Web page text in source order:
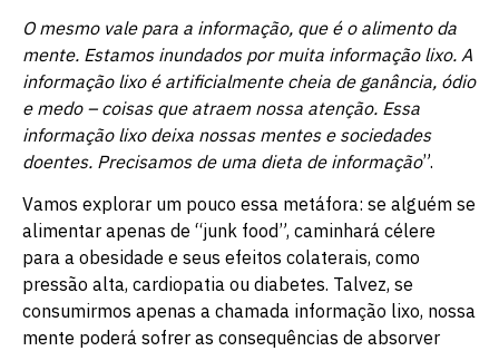
O mesmo vale para a informação, que é o alimento da
mente. Estamos inundados por muita informação lixo. A
informação lixo é artificialmente cheia de ganância, ódio
e medo – coisas que atraem nossa atenção. Essa
informação lixo deixa nossas mentes e sociedades
doentes. Precisamos de uma dieta de informação”.
Vamos explorar um pouco essa metáfora: se alguém se
alimentar apenas de “junk food”, caminhará célere
para a obesidade e seus efeitos colaterais, como
pressão alta, cardiopatia ou diabetes. Talvez, se
consumirmos apenas a chamada informação lixo, nossa
mente poderá sofrer as consequências de absorver